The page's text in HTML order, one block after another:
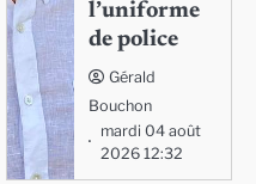
l’uniforme
de police
Gérald
Bouchon
mardi 04 août
2026 12:32